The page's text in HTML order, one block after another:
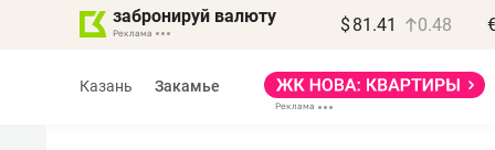
забронируй валюту $ 81.41 0.48
Казань Закамье